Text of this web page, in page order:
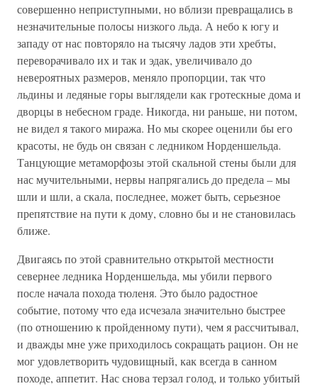
совершенно неприступными, но вблизи превращались в
незначительные полосы низкого льда. А небо к югу и
западу от нас повторяло на тысячу ладов эти хребты,
переворачивало их и так и эдак, увеличивало до
невероятных размеров, меняло пропорции, так что
льдины и ледяные горы выглядели как гротескные дома и
дворцы в небесном граде. Никогда, ни раньше, ни потом,
не видел я такого миража. Но мы скорее оценили бы его
красоты, не будь он связан с ледником Норденшельда.
Танцующие метаморфозы этой скальной стены были для
нас мучительными, нервы напрягались до предела – мы
шли и шли, а скала, последнее, может быть, серьезное
препятствие на пути к дому, словно бы и не становилась
ближе.
Двигаясь по этой сравнительно открытой местности
севернее ледника Норденшельда, мы убили первого
после начала похода тюленя. Это было радостное
событие, потому что еда исчезала значительно быстрее
(по отношению к пройденному пути), чем я рассчитывал,
и дважды мне уже приходилось сокращать рацион. Он не
мог удовлетворить чудовищный, как всегда в санном
походе, аппетит. Нас снова терзал голод, и только убитый